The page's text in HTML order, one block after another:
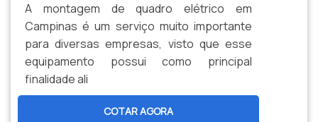
A montagem de quadro elétrico em
Campinas é um serviço muito importante
para diversas empresas, visto que esse
equipamento possui como principal
finalidade ali
COTAR AGORA